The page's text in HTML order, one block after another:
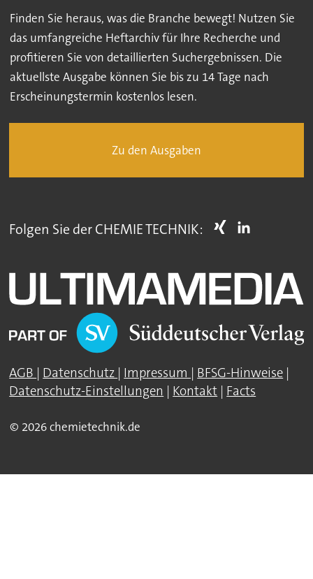
Finden Sie heraus, was die Branche bewegt! Nutzen Sie
das umfangreiche Heftarchiv für Ihre Recherche und
profitieren Sie von detaillierten Suchergebnissen. Die
aktuellste Ausgabe können Sie bis zu 14 Tage nach
Erscheinungstermin kostenlos lesen.
Zu den Ausgaben
Folgen Sie der CHEMIE TECHNIK:
AGB | Datenschutz | Impressum | BFSG-Hinweise |
Datenschutz-Einstellungen | Kontakt | Facts
© 2026 chemietechnik.de